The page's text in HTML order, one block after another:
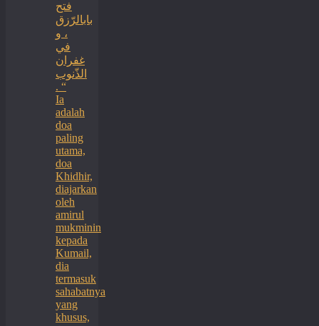
فتح
بابالرّزق
، و
في
غفران
الذّنوب
. “
Ia
adalah
doa
paling
utama,
doa
Khidhir,
diajarkan
oleh
amirul
mukminin
kepada
Kumail,
dia
termasuk
sahabatnya
yang
khusus,